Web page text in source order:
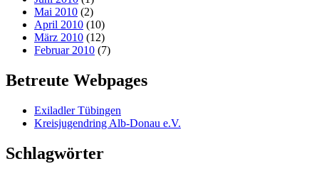
Mai 2010 (2)
April 2010 (10)
März 2010 (12)
Februar 2010 (7)
Betreute Webpages
Exiladler Tübingen
Kreisjugendring Alb-Donau e.V.
Schlagwörter